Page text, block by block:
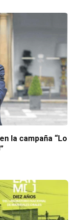
la campaña “Lo